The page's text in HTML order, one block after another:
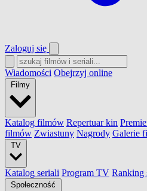
Zaloguj się
Wiadomości Obejrzyj online
Filmy
Katalog filmów Repertuar kin
filmów Zwiastuny Nagrody Galerie
TV
Katalog seriali Program TV Ranking
Społeczność